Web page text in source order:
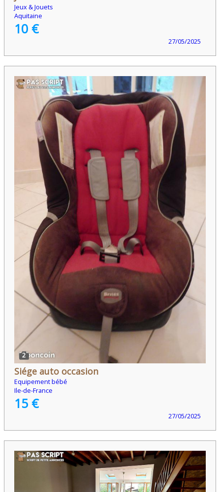
Jeux & Jouets
Aquitaine
10 €
27/05/2025
2
Siége auto occasion
Equipement bébé
Ile-de-France
15 €
27/05/2025